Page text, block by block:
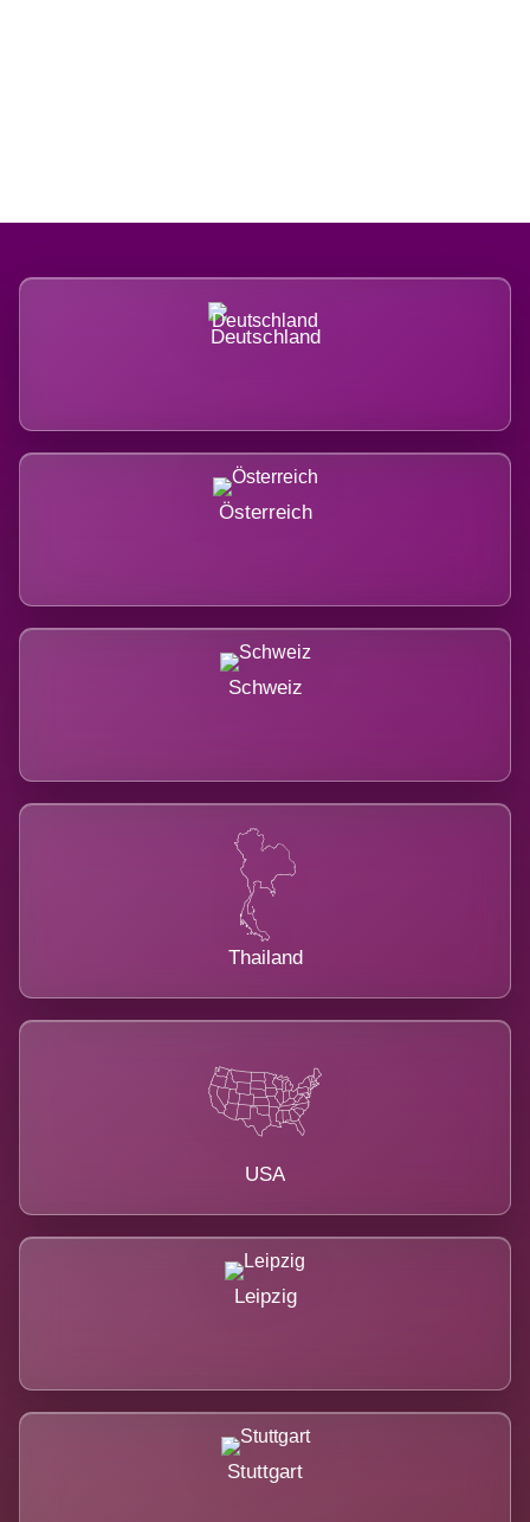
Deutschland
Österreich
Schweiz
Thailand
USA
Leipzig
Stuttgart